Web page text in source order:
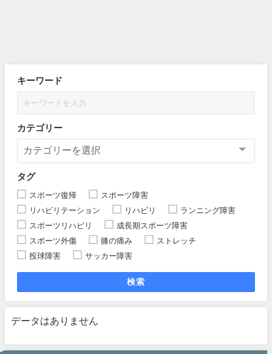
キーワード
カテゴリー
タグ
スポーツ復帰
スポーツ障害
リハビリテーション
リハビリ
ランニング障害
スポーツリハビリ
成長期スポーツ障害
スポーツ外傷
膝の痛み
ストレッチ
投球障害
サッカー障害
検索
データはありません